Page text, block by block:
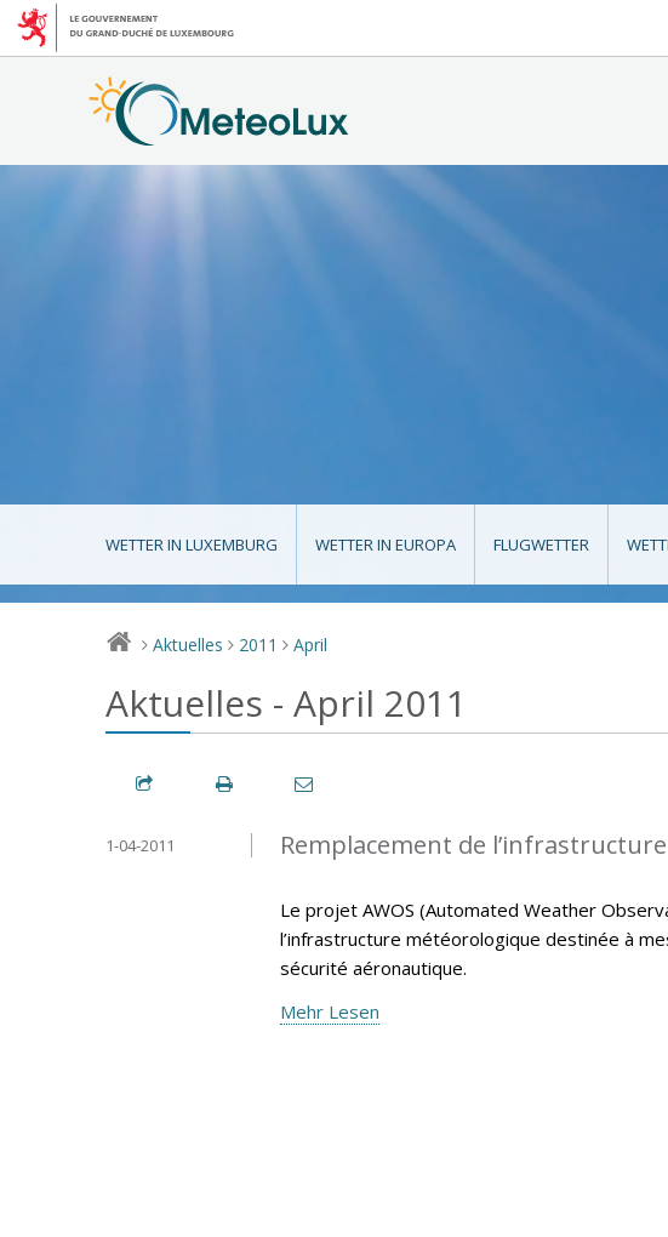
WETTER IN LUXEMBURG WETTER IN EUROPA FLUGWETTER
> Aktuelles > 2011 > April
Aktuelles - April 2011
Remplacement de
1-04-2011
Le projet AWOS (Automated Weather
l’infrastructure météorologique destinée à
sécurité aéronautique.
Mehr Lesen